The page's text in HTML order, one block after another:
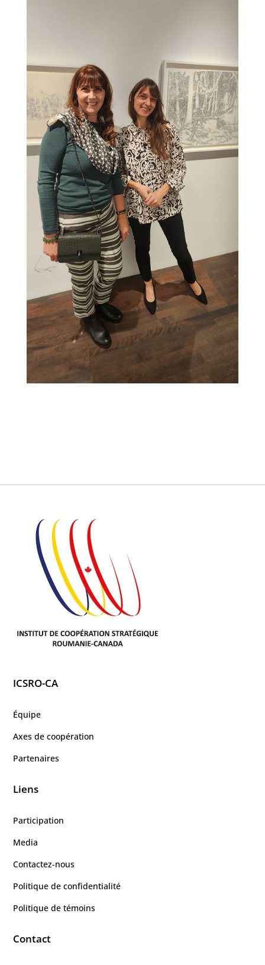
ICSRO-CA
Équipe
Axes de coopération
Partenaires
Liens
Participation
Media
Contactez-nous
Politique de confidentialité
Politique de témoins
Contact